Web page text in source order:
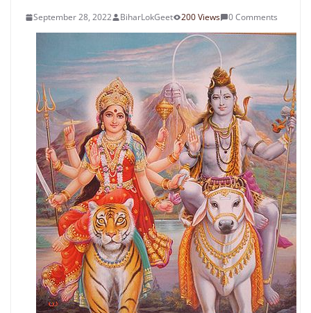
September 28, 2022 BiharLokGeet 200 Views 0 Comments